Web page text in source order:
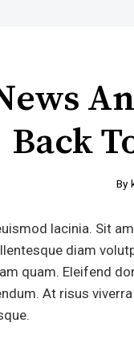
Back
By
lacinia. Sit
diam
quam. Eleifend
At risus